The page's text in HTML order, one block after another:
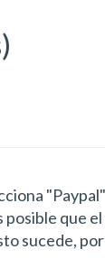
que
sucede,